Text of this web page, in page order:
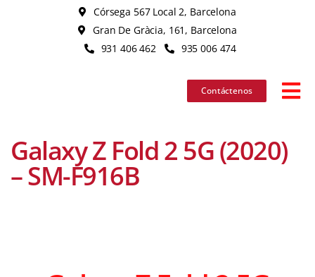
Córsega 567 Local 2, Barcelona
Gran De Gràcia, 161, Barcelona
931 406 462
935 006 474
Contáctenos
Galaxy Z Fold 2 5G (2020)
– SM-F916B